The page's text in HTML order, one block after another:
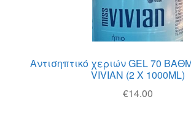
Ο λογαριασμός μου
Αντισηπτικό χεριών GEL 70
VIVIAN (2 Χ 1000ML)
€14.00